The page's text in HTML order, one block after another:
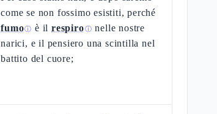
come se non fossimo esistiti, perché
fumoⓘ è ilrespiroⓘ nelle nostre
narici, e il pensiero una scintilla nel
battito del cuore;